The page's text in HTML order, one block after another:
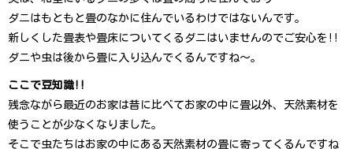
ダニはもともと畳のなかに住んでいるわけではないんです。
新しくした畳表や畳床についてくるダニはいませんのでご安心を!!
ダニや虫は後から畳に入り込んでくるんですね～。
ここで豆知識!!
残念ながら最近のお家は昔に比べてお家の中に畳以外、天然素材を
使うことが少なくなりました。
そこで虫たちはお家の中にある天然素材の畳に寄ってくるんですね